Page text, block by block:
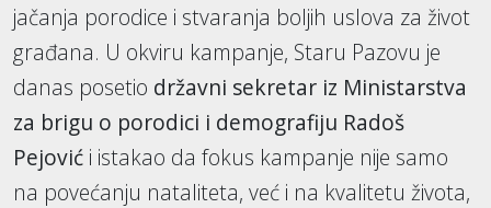
jačanja porodice i stvaranja boljih uslova za život
građana. U okviru kampanje, Staru Pazovu je
danas posetio državni sekretar iz Ministarstva
za brigu o porodici i demografiju Radoš
Pejović i istakao da fokus kampanje nije samo
na povećanju nataliteta, već i na kvalitetu života,